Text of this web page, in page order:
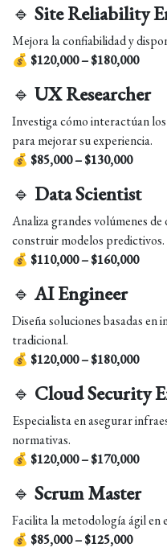
🔹 Site Reliability
Mejora la confiabilidad y
💰 $120,000 – $180,000
🔹 UX Researcher
Investiga cómo interactúan
para mejorar su experiencia.
💰 $85,000 – $130,000
🔹 Data Scientist
Analiza grandes volúmenes
construir modelos predictivos.
💰 $110,000 – $160,000
🔹AI Engineer
Diseña soluciones basadas
tradicional.
💰 $120,000 – $180,000
🔹 Cloud Security
Especialista en asegurar
normativas.
💰 $120,000 – $170,000
🔹 Scrum Master
Facilita la metodología ágil en
💰 $85,000 – $125,000